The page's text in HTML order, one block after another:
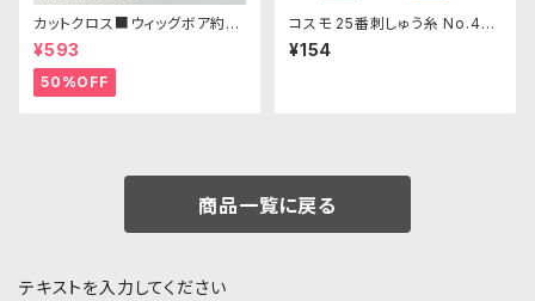
カットクロス■ウィッグボア約8c
m(ブラック)WB006ボア生地 2
5cm × 45cm
¥593
50%OFF
コスモ 25番刺しゅう糸 No.414
‾463
¥154
商品一覧に戻る
テキストを入力してください